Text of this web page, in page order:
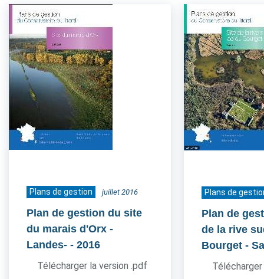
Plans de gestion juillet 2016
Plan de gestion du site
du marais d'Orx -
Landes- - 2016
Télécharger la version .pdf
Plans de
Plan de
de la rive
Bourget -